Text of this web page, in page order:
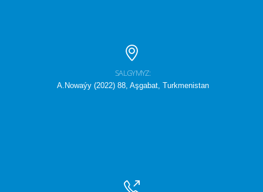
SALGYMYZ:
A.Nowaýy (2022) 88, Aşgabat, Turkmenistan